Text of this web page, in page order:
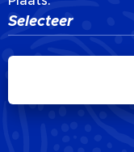
Selecteer